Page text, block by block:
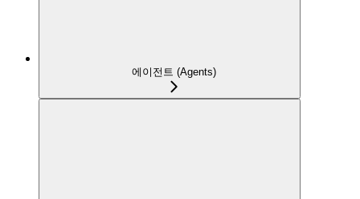
에이전트 (Agents)